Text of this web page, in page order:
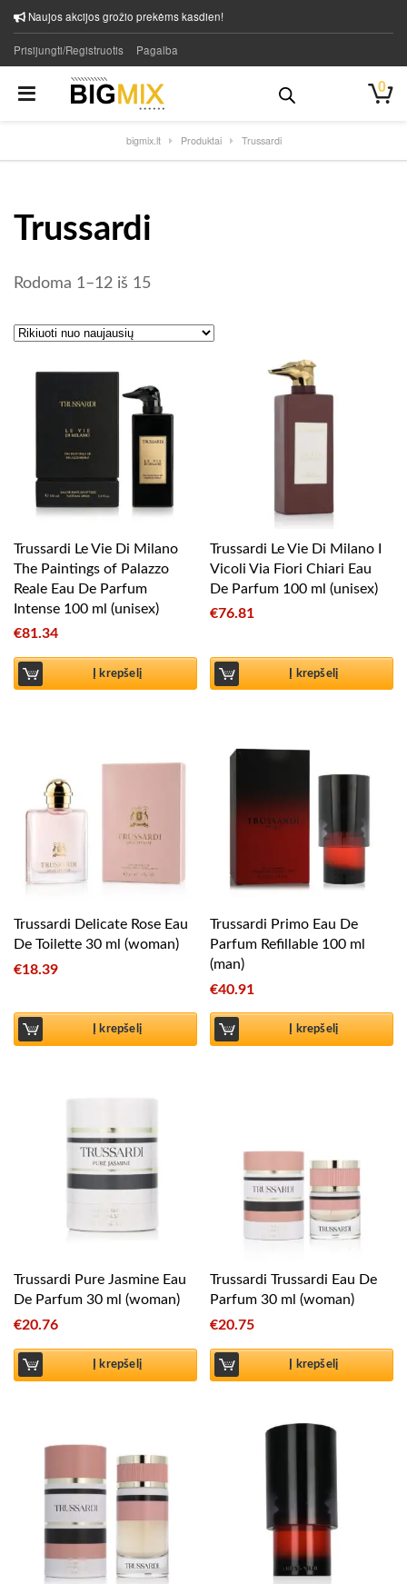
Naujos akcijos grožio prekėms kasdien!
Prisijungti/Registruotis Pagalba
0
bigmix.lt Produktai Trussardi
Trussardi
Rodoma 1–12 iš 15Rūšiuojama pagal naujausią
Trussardi Le Vie Di Milano
The Paintings of Palazzo
Reale Eau De Parfum
Intense 100 ml (unisex)
€81.34
Į krepšelį
Trussardi Le Vie Di Milano I
Vicoli Via Fiori Chiari Eau
De Parfum 100 ml (unisex)
€76.81
Į krepšelį
Trussardi Delicate Rose Eau
De Toilette 30 ml (woman)
€18.39
Į krepšelį
Trussardi Primo Eau De
Parfum Refillable 100 ml
(man)
€40.91
Į krepšelį
Trussardi Pure Jasmine Eau
De Parfum 30 ml (woman)
€20.76
Į krepšelį
Trussardi Trussardi Eau De
Parfum 30 ml (woman)
€20.75
Į krepšelį